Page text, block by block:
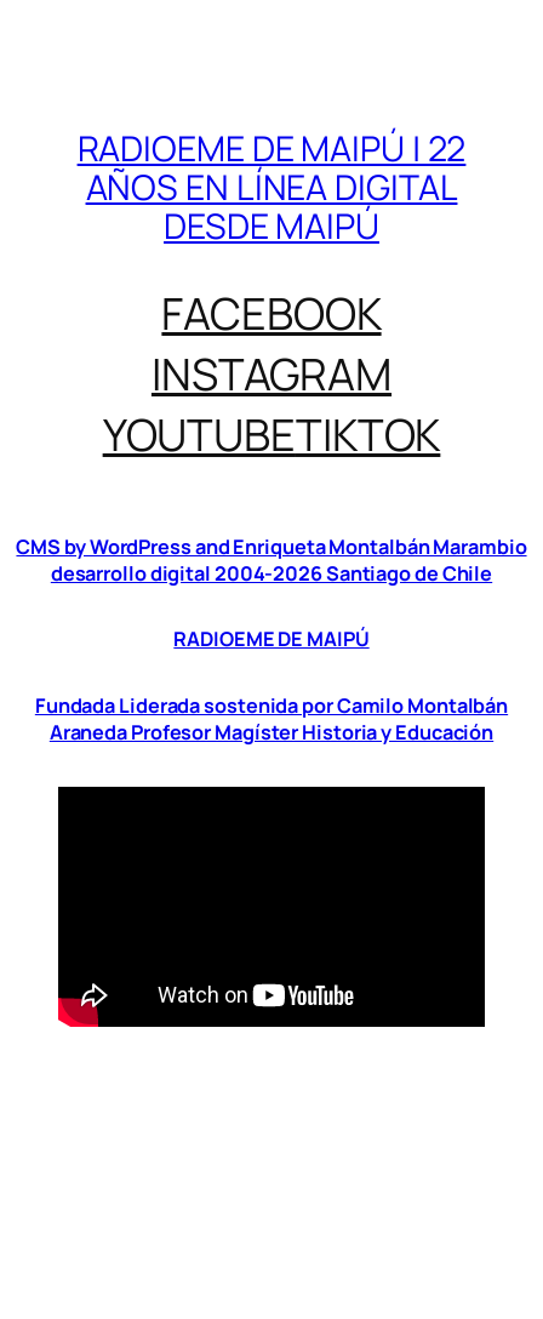
RADIOEME DE MAIPÚ | 22
AÑOS EN LÍNEA DIGITAL
DESDE MAIPÚ
FACEBOOK
INSTAGRAM
YOUTUBETIKTOK
CMS by WordPress and Enriqueta Montalbán Marambio
desarrollo digital 2004-2026 Santiago de Chile
RADIOEME DE MAIPÚ
Fundada Liderada sostenida por Camilo Montalbán
Araneda Profesor Magíster Historia y Educación